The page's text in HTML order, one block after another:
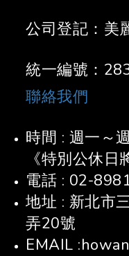
公司登記：美
統一編號：
聯絡我們
時間 : 週一～
《特別公休日
電話 : 02-
地址 : 新北市
弄20號
EMAIL